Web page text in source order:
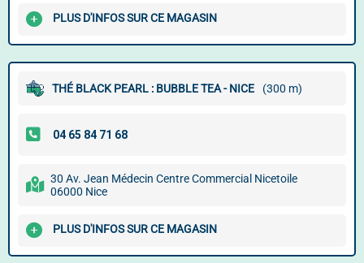
PLUS D'INFOS SUR CE MAGASIN
THÉ BLACK PEARL : BUBBLE TEA - NICE (300 m)
30 Av. Jean Médecin Centre Commercial Nicetoile
06000 Nice
PLUS D'INFOS SUR CE MAGASIN